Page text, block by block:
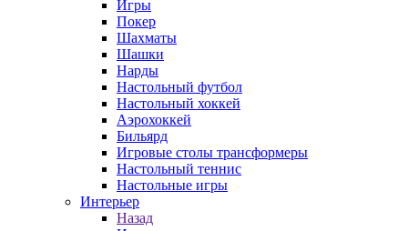
Игры
Покер
Шахматы
Шашки
Нарды
Настольный футбол
Настольный хоккей
Аэрохоккей
Бильярд
Игровые столы трансформеры
Настольный теннис
Настольные игры
Интерьер
Назад